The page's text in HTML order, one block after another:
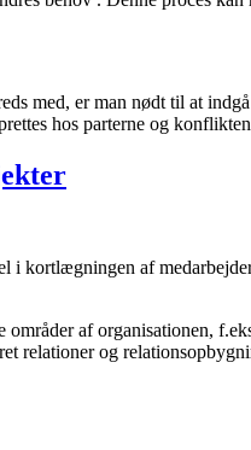
med, er man nødt til at
hos parterne og
kortlægningen af
af organisationen,
relationer og